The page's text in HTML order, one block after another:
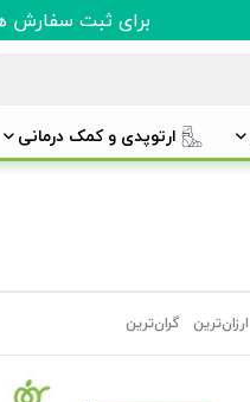
برای ثبت سفارش
ارتوپدی و کمک درمانی
ارزان‌ترین گران‌ترین